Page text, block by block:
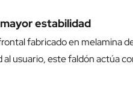
estabilidad
fabricado en melamina
usuario, este faldón actúa